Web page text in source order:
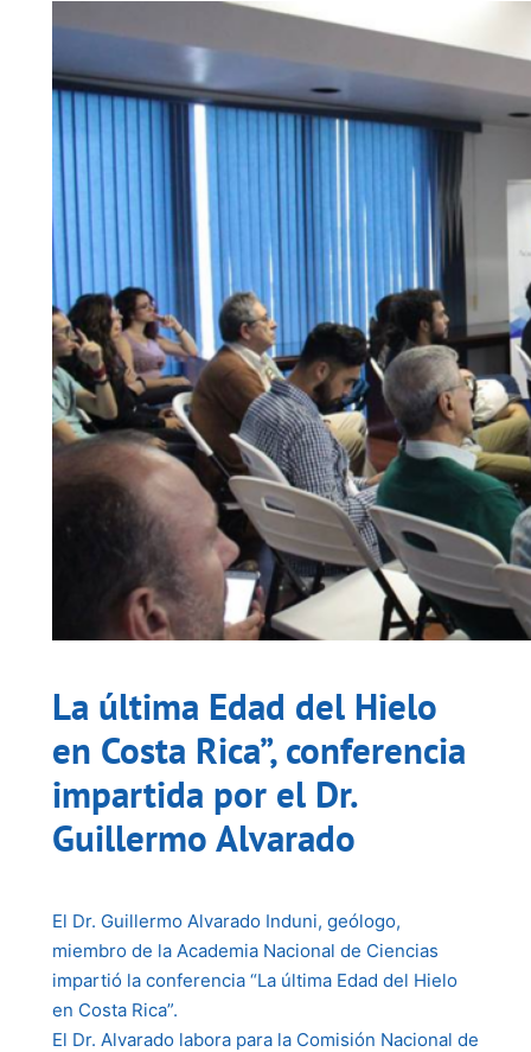
La última Edad del Hielo
en Costa Rica”, conferencia
impartida por el Dr.
Guillermo Alvarado
El Dr. Guillermo Alvarado Induni, geólogo,
miembro de la Academia Nacional de Ciencias
impartió la conferencia “La última Edad del Hielo
en Costa Rica”.
El Dr. Alvarado labora para la Comisión Nacional de